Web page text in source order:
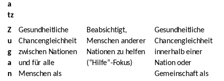
a
tz
Z
u
g
a
n
Gesundheitliche
Chancengleichheit
zwischen Nationen
und für alle
Menschen als
Beabsichtigt,
Menschen anderer
Nationen zu helfen
(“Hilfe”-Fokus)
Gesundheitliche
Chancengleichheit
innerhalb einer
Nation oder
Gemeinschaft als